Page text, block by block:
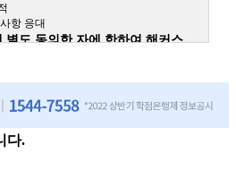
항 응대
별도 동의한 자에 한하여 해커스
한 해커스 교육그룹의 새로운 서
강, 해커스프랩, 해커스톡, 해커스중국
, 해커스공인중개사, 해커스주택관리
다.